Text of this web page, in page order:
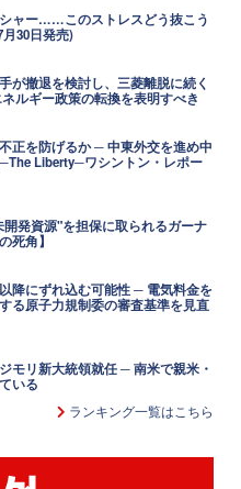
ャー……このストレスどう抜こう
月30日発売)
が撤退を検討し、三菱離脱に続く
ルギー政策の転換を表明すべき
正を防げるか ─ 中東外交を進め中
Liberty─ワシントン・レポー
発資源"を担保に取られるガーナ
死角】
降にずれ込む可能性 ─ 電気料金を
る原子力規制委の審査基準を見直
モリ新大統領就任 ─ 南米で親米・
いる
ランキング一覧はこちら